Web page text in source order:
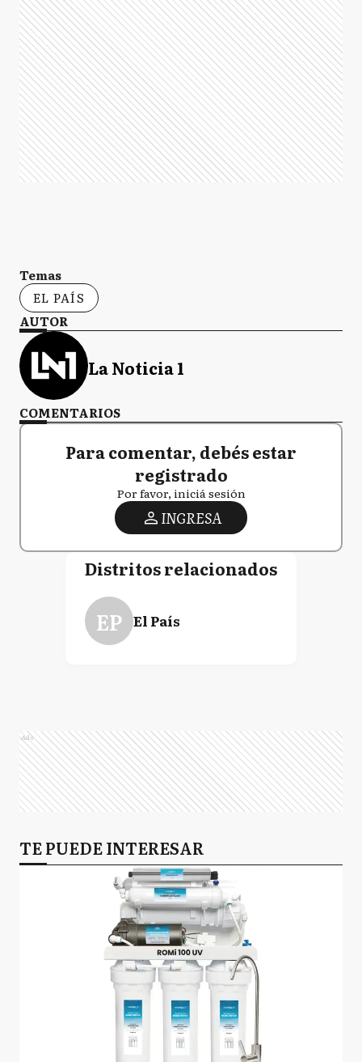
Temas
EL PAÍS
AUTOR
La Noticia 1
COMENTARIOS
Para comentar, debés estar
registrado
Por favor, iniciá sesión
INGRESA
Distritos relacionados
EP El País
Ads
TE PUEDE INTERESAR